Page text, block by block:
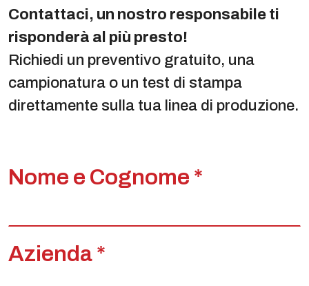
Contattaci, un nostro responsabile ti
risponderà al più presto!
Richiedi un preventivo gratuito, una
campionatura o un test di stampa
direttamente sulla tua linea di produzione.
Nome e Cognome *
Azienda *